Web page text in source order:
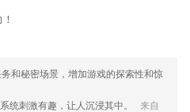
2265用户掌握通知信息，并高效处
用户的手势，并减少误触发的情况。
辰CAD天正建筑等各版本CAD图
务和秘密场景，增加游戏的探索性和惊
统刺激有趣，让人沉浸其中。
来自